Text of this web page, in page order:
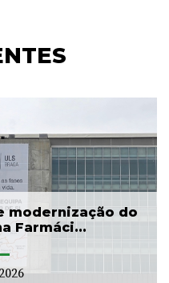
modernização do
Farmáci...